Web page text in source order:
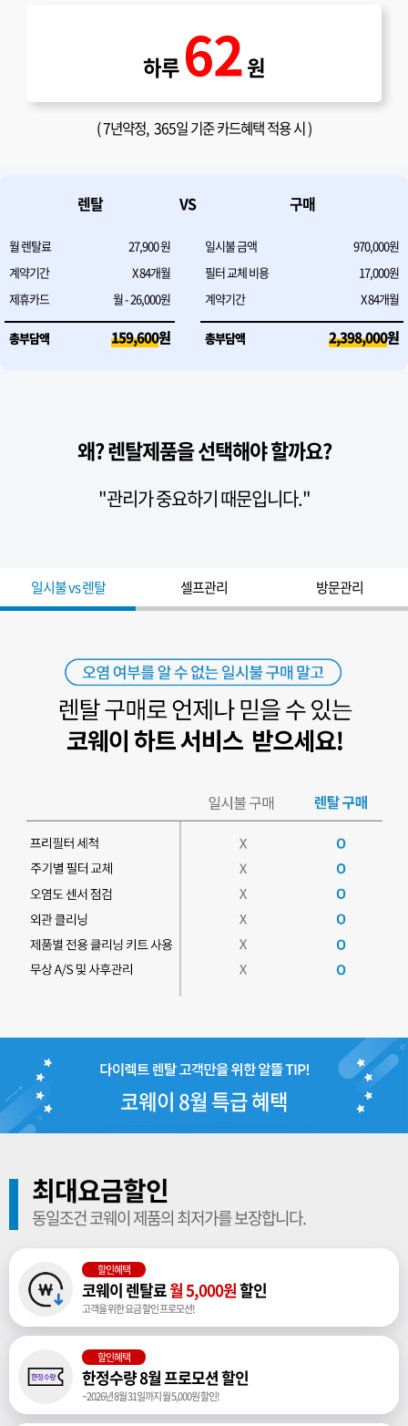
하루 62원
(7년약정, 365일 기준 카드혜택 적용 시 )
렌탈 VS 구매
월 렌탈료 27,900원 일시불 금액
970,000원
계약기간
X84개월 필터 교체 비용
17,000원
제휴카드
월 - 26,000원 계약기간 X84개월
총부담액 159,600원 총부담액 2,398,000원
왜? 렌탈제품을 선택해야 할까요?
"관리가 중요하기 때문입니다."
일시불 vs 렌탈 셀프관리 방문관리
코웨이 8월 특급 혜택
최대요금할인
동일조건 코웨이 제품의 최저가를 보장합니다.
할인혜택
코웨이 렌탈료월 5,000원할인
고객을 위한 요금 할인 프로모션!
할인혜택
한정수량 8월 프로모션 할인
~2026년 8월 31일까지 월 5,000원 할인!